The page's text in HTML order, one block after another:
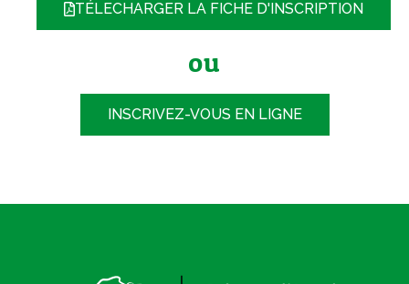
TÉLECHARGER LA FICHE D'INSCRIPTION
ou
INSCRIVEZ-VOUS EN LIGNE